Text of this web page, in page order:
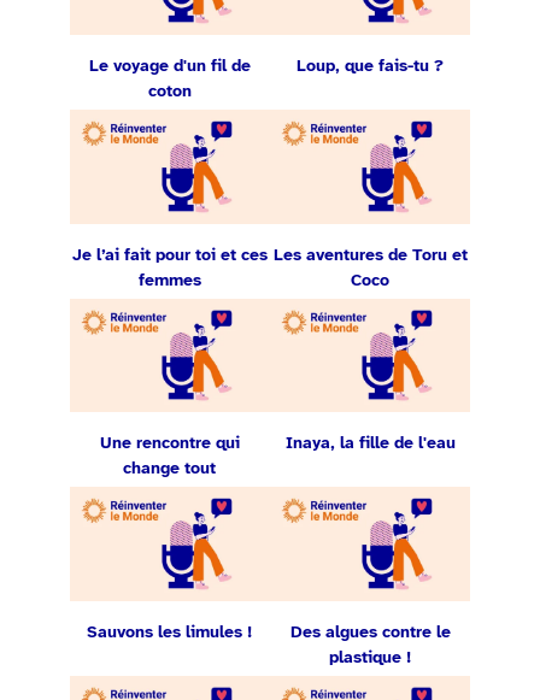
Le voyage d'un fil de
coton
Loup, que fais-tu ?
Je l’ai fait pour toi et ces
femmes
Les aventures de Toru et
Coco
Une rencontre qui
change tout
Inaya, la fille de l'eau
Sauvons les limules !
Des algues contre le
plastique !